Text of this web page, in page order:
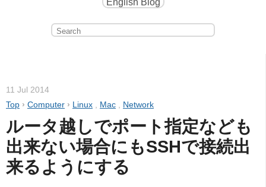
11 Jul 2014
Top › Computer › Linux Mac Network
ルータ越しでポート指定なども
出来ない場合にもSSHで接続出
来るようにする